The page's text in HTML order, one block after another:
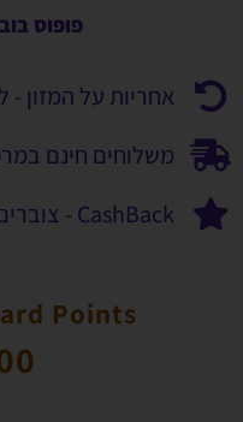
פופוס בובת
אחריות על המזון -
משלוחים חינם
CashBack - צוברים נק' בכל קנייה
Points